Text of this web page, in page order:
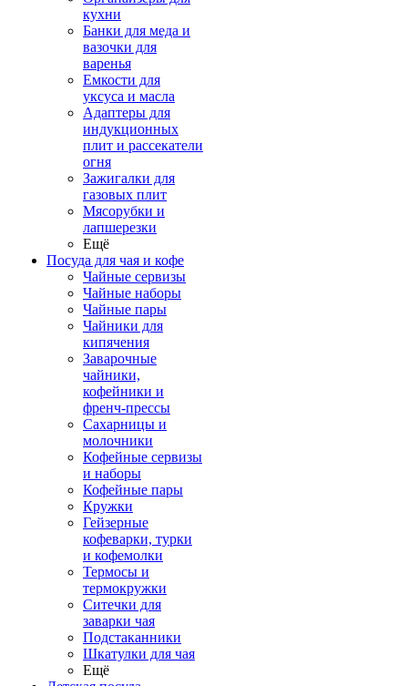
кухни
Банки для меда и
вазочки для
варенья
Емкости для
уксуса и масла
Адаптеры для
индукционных
плит и рассекатели
огня
Зажигалки для
газовых плит
Мясорубки и
лапшерезки
Ещё
Посуда для чая и кофе
Чайные сервизы
Чайные наборы
Чайные пары
Чайники для
кипячения
Заварочные
чайники,
кофейники и
френч-прессы
Сахарницы и
молочники
Кофейные сервизы
и наборы
Кофейные пары
Кружки
Гейзерные
кофеварки, турки
и кофемолки
Термосы и
термокружки
Ситечки для
заварки чая
Подстаканники
Шкатулки для чая
Ещё